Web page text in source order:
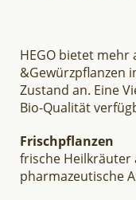
HEGO bietet mehr
&Gewürzpflanzen
Zustand an. Eine
Bio-Qualität
Frischpflanzen
frische Heilkräuter
pharmazeutische